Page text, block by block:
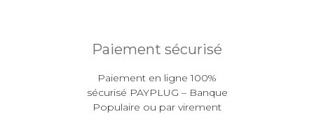
Paiement sécurisé
Paiement en ligne 100%
sécurisé PAYPLUG – Banque
Populaire ou par virement